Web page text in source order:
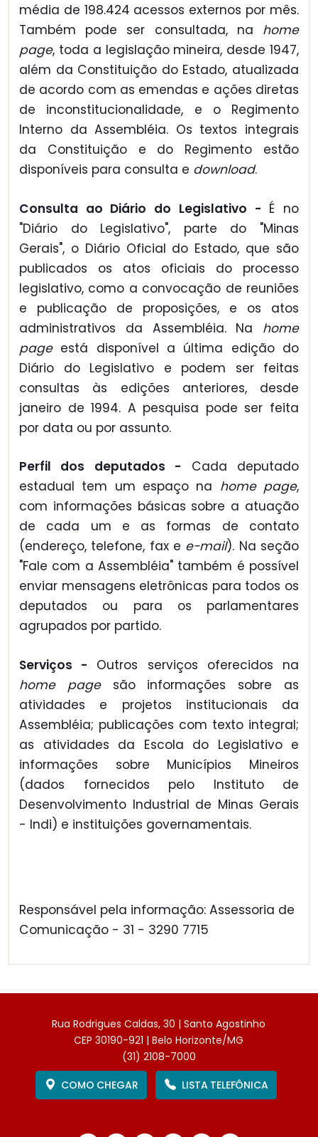
média de 198.424 acessos externos por mês.
Também pode ser consultada, na home
page, toda a legislação mineira, desde 1947,
além da Constituição do Estado, atualizada
de acordo com as emendas e ações diretas
de inconstitucionalidade, e o Regimento
Interno da Assembléia. Os textos integrais
da Constituição e do Regimento estão
disponíveis para consulta e download.
Consulta ao Diário do Legislativo - É no
"Diário do Legislativo", parte do "Minas
Gerais", o Diário Oficial do Estado, que são
publicados os atos oficiais do processo
legislativo, como a convocação de reuniões
e publicação de proposições, e os atos
administrativos da Assembléia. Na home
pageestá disponível a última edição do
Diário do Legislativo e podem ser feitas
consultas às edições anteriores, desde
janeiro de 1994. A pesquisa pode ser feita
por data ou por assunto.
Perfil dos deputados - Cada deputado
estadual tem um espaço na home page,
com informações básicas sobre a atuação
de cada um e as formas de contato
(endereço, telefone, fax e e-mail). Na seção
"Fale com a Assembléia" também é possível
enviar mensagens eletrônicas para todos os
deputados ou para os parlamentares
agrupados por partido.
Serviços - Outros serviços oferecidos na
home pagesão informações sobre as
atividades e projetos institucionais da
Assembléia; publicações com texto integral;
as atividades da Escola do Legislativo e
informações sobre Municípios Mineiros
(dados fornecidos pelo Instituto de
Desenvolvimento Industrial de Minas Gerais
- Indi) e instituições governamentais.
Responsável pela informação: Assessoria de
Comunicação - 31 - 3290 7715
Rua Rodrigues Caldas, 30 | Santo Agostinho
CEP 30190-921 | Belo Horizonte/MG
(31) 2108-7000
COMO CHEGAR
LISTA TELEFÔNICA